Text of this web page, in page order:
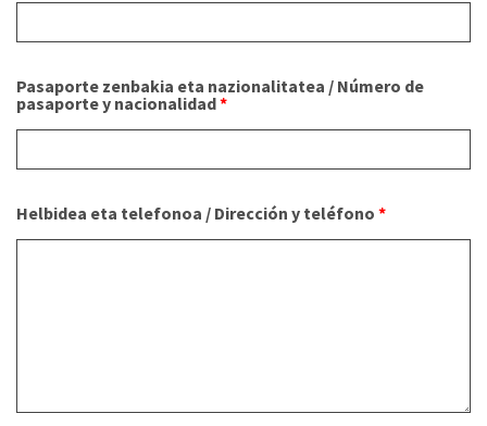
Pasaporte zenbakia eta nazionalitatea / Número de
pasaporte y nacionalidad*
Helbidea eta telefonoa / Dirección y teléfono *